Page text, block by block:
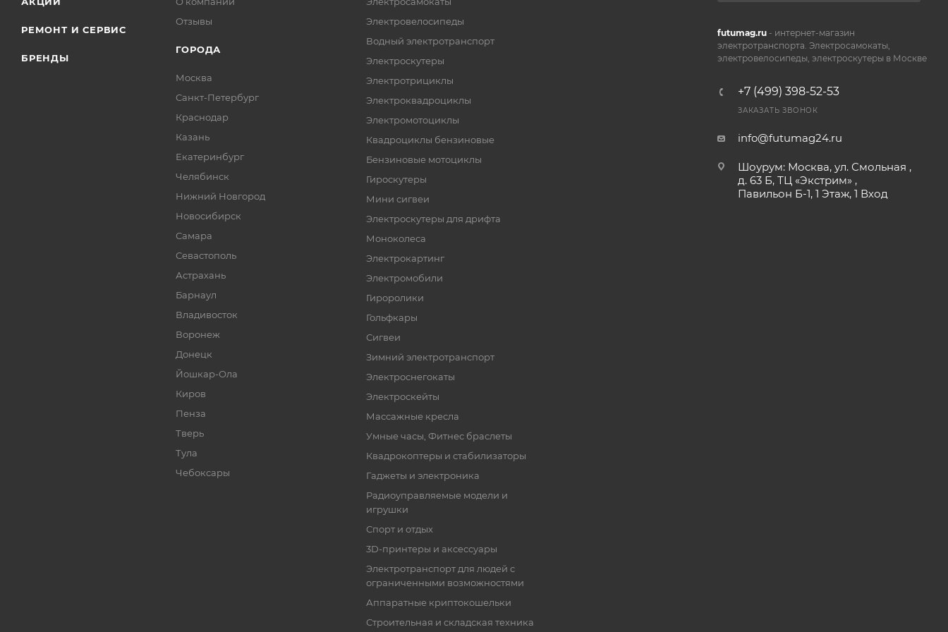
РЕМОНТ И СЕРВИС
БРЕНДЫ
Отзывы
ГОРОДА
Москва
Санкт-Петербург
Краснодар
Казань
Екатеринбург
Челябинск
Нижний Новгород
Новосибирск
Самара
Севастополь
Астрахань
Барнаул
Владивосток
Воронеж
Донецк
Йошкар-Ола
Киров
Пенза
Тверь
Тула
Чебоксары
Электровелосипеды
Водный электротранспорт
Электроскутеры
Электротрициклы
Электроквадроциклы
Электромотоциклы
Квадроциклы бензиновые
Бензиновые мотоциклы
Гироскутеры
Мини сигвеи
Электроскутеры для дрифта
Моноколеса
Электрокартинг
Электромобили
Гироролики
Гольфкары
Сигвеи
Зимний электротранспорт
Электроснегокаты
Электроскейты
Массажные кресла
Умные часы, Фитнес браслеты
Квадрокоптеры и стабилизаторы
Гаджеты и электроника
Радиоуправляемые модели и
игрушки
Спорт и отдых
3D-принтеры и аксессуары
Электротранспорт для людей с
ограниченными возможностями
Аппаратные криптокошельки
Строительная и складская техника
futumag.ru- интернет-магазин
электротранспорта. Электросамокаты,
электровелосипеды, электроскутеры в Москве
+7 (499) 398-52-53
ЗАКАЗАТЬ ЗВОНОК
info@futumag24.ru
Шоурум: Москва, ул. Смольная ,
д. 63 Б, ТЦ «Экстрим» ,
Павильон Б-1, 1 Этаж, 1 Вход